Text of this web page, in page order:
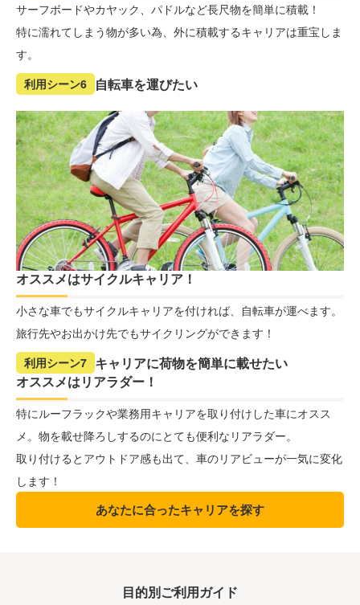
サーフボードやカヤック、パドルなど長尺物を簡単に積載！
特に濡れてしまう物が多い為、外に積載するキャリアは重宝しま
す。
利用シーン6 自転車を運びたい
オススメはサイクルキャリア！
小さな車でもサイクルキャリアを付ければ、自転車が運べます。
旅行先やお出かけ先でもサイクリングができます！
利用シーン7 キャリアに荷物を簡単に載せたい
オススメはリアラダー！
特にルーフラックや業務用キャリアを取り付けした車にオスス
メ。物を載せ降ろしするのにとても便利なリアラダー。
取り付けるとアウトドア感も出て、車のリアビューが一気に変化
します！
あなたに合ったキャリアを探す
目的別ご利用ガイド